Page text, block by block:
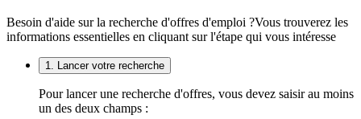
Besoin d'aide sur la recherche d'offres d'emploi ?Vous trouverez les
informations essentielles en cliquant sur l'étape qui vous intéresse
1. Lancer votre recherche
Pour lancer une recherche d'offres, vous devez saisir au moins
un des deux champs :